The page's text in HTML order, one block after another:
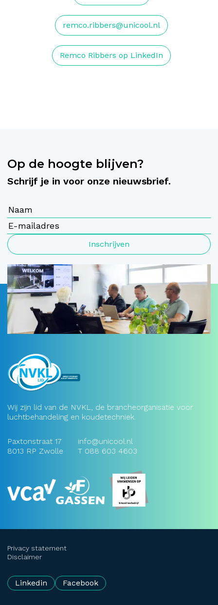
remco.ribbers@unicool.nl
Remco Ribbers op LinkedIn
Op de hoogte blijven?
Schrijf je in voor onze nieuwsbrief.
Inschrijven
Wij zijn lid van de NVKL, de brancheorganisatie voor
luchtbehandeling en koudetechniek.
Paxtonstraat 17
8013 RP Zwolle
info@unicool.nl
T 088 603 4603
Privacy statement
Disclaimer
Linkedin Facebook